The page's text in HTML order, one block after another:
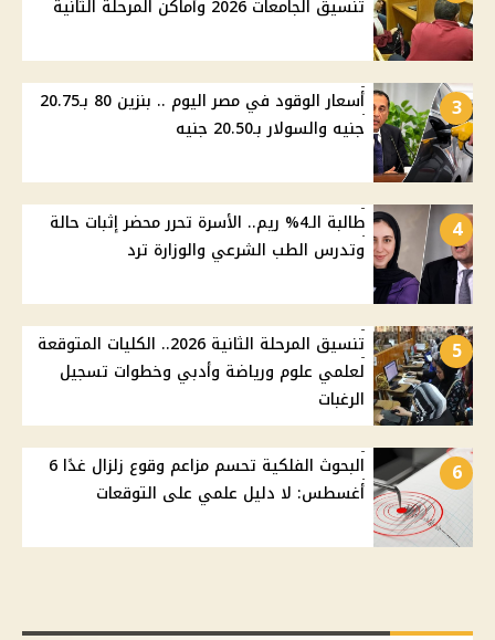
تنسيق الجامعات 2026 وأماكن المرحلة الثانية
3
أسعار الوقود في مصر اليوم .. بنزين 80 بـ20.75
جنيه والسولار بـ20.50 جنيه
4
طالبة الـ4% ريم.. الأسرة تحرر محضر إثبات حالة
وتدرس الطب الشرعي والوزارة ترد
5
تنسيق المرحلة الثانية 2026.. الكليات المتوقعة
لعلمي علوم ورياضة وأدبي وخطوات تسجيل
الرغبات
6
البحوث الفلكية تحسم مزاعم وقوع زلزال غدًا 6
أغسطس: لا دليل علمي على التوقعات